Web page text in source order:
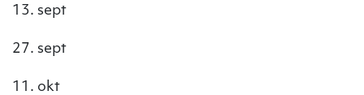
13. sept
27. sept
11. okt